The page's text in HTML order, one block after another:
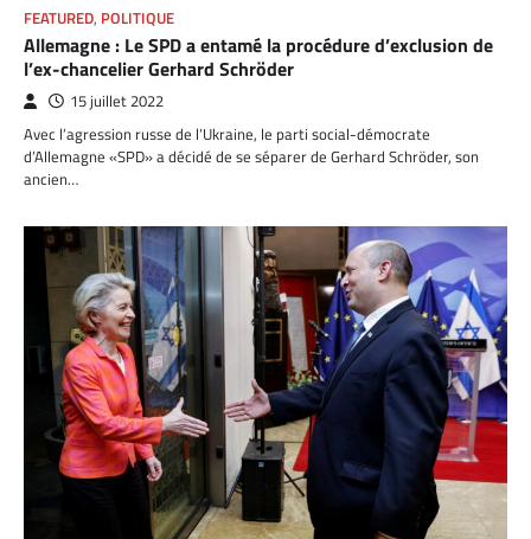
FEATURED, POLITIQUE
Allemagne : Le SPD a entamé la procédure d’exclusion de
l’ex-chancelier Gerhard Schröder
15 juillet 2022
Avec l’agression russe de l’Ukraine, le parti social-démocrate
d’Allemagne «SPD» a décidé de se séparer de Gerhard Schröder, son
ancien…